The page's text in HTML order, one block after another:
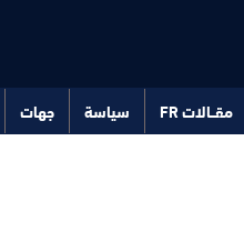
مقــالات FR سياسة جهات